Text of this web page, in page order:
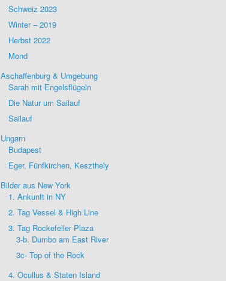
Schweiz 2023
Winter – 2019
Herbst 2022
Mond
Aschaffenburg & Umgebung
Sarah mit Engelsflügeln
Die Natur um Sailauf
Sailauf
Ungarn
Budapest
Eger, Fünfkirchen, Keszthely
Bilder aus New York
1. Ankunft in NY
2. Tag Vessel & High Line
3. Tag Rockefeller Plaza
3-b. Dumbo am East River
3c- Top of the Rock
4. Ocullus & Staten Island